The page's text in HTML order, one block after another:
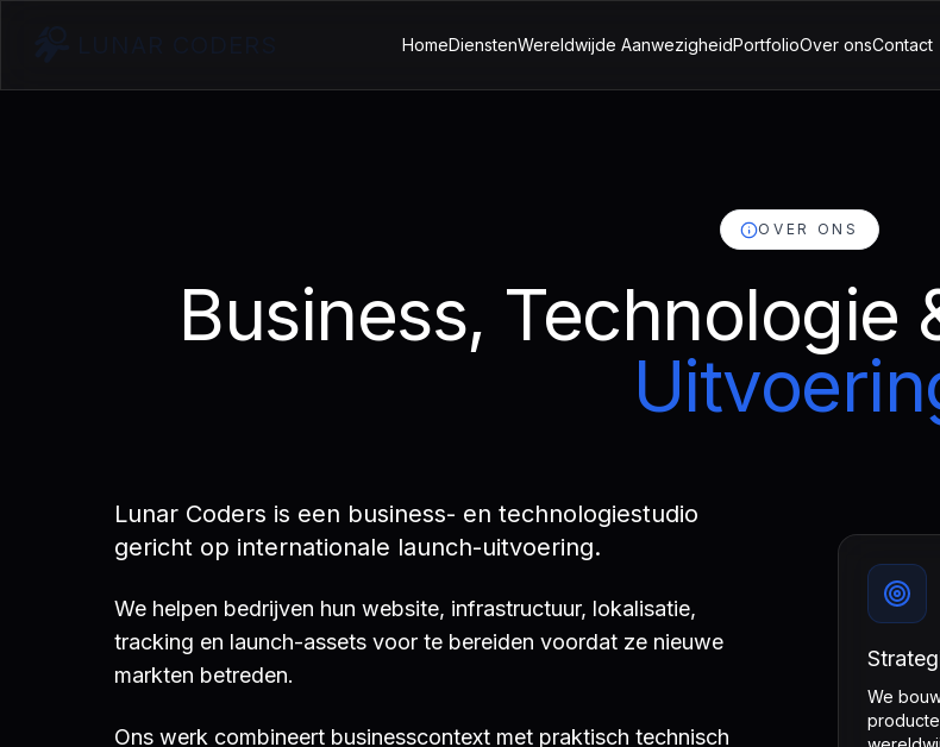
HomeDienstenWereldwijde AanwezigheidPortfolioOver onsContact
OVER ONS
Business, Technologie
Lunar Coders is een business- en technologiestudio
gericht op internationale launch-uitvoering.
We helpen bedrijven hun website, infrastructuur, lokalisatie,
tracking en launch-assets voor te bereiden voordat ze nieuwe
markten betreden.
Ons werk combineert businesscontext met praktisch technisch
We